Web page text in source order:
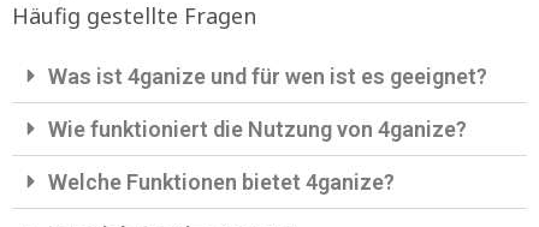
Häufig gestellte Fragen
Was ist 4ganize und für wen ist es geeignet?
Wie funktioniert die Nutzung von 4ganize?
Welche Funktionen bietet 4ganize?